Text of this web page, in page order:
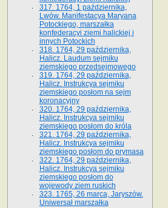
317. 1764, 1 października,
Lwów. Manifestacya Maryana
Potockiego, marszałka
konfederacyi ziemi halickiej i
innych Potockich
318. 1764, 29 października,
Halicz. Laudum sejmiku
ziemskiego przedsejmowego
319. 1764, 29 października,
Halicz. Instrukcya sejmiku
ziemskiego posłom na sejm
koronacyjny
320. 1764, 29 października,
Halicz. Instrukcya sejmiku
ziemskiego posłom do króla
321. 1764, 29 października,
Halicz. Instrukcya sejmiku
ziemskiego posłom do prymasa
322. 1764, 29 października,
Halicz. Instrukcya sejmiku
ziemskiego posłom do
wojewody ziem ruskich
323. 1765, 26 marca, Jaryszów.
Uniwersał marszałka